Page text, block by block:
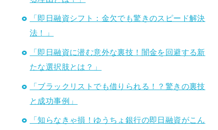
「即日融資シフト：金欠でも驚きのスピード解決
法！」
「即日融資に潜む意外な裏技！闇金を回避する新
たな選択肢とは？」
「ブラックリストでも借りられる！？驚きの裏技
と成功事例」
「知らなきゃ損！ゆうちょ銀行の即日融資がこん